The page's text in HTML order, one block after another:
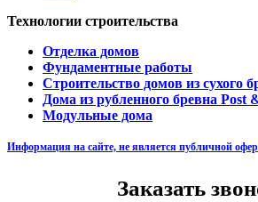
Технологии строительства
Отделка домов
Фундаментные работы
Строительство домов из сухого
Дома из рубленного бревна Post
Модульные дома
Информация на сайте, не является публичной
Заказать